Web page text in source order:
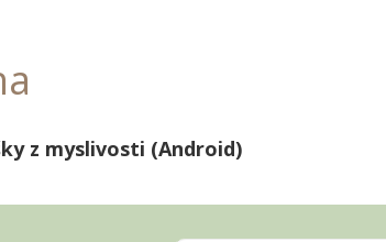
z myslivosti (Android)